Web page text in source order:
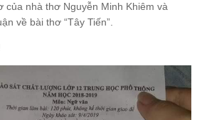
của nhà thơ Nguyễn Minh Khiêm và
về bài thơ “Tây Tiến”.